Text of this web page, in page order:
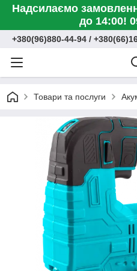
Надсилаємо
до 14:00!
+380(96)880-44-94 /
Товари та послуги